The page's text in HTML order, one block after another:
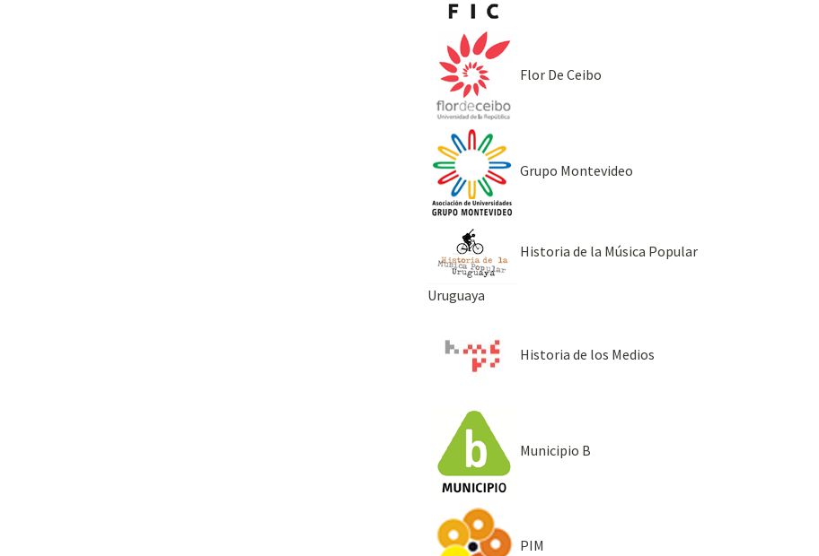
Flor De Ceibo
Grupo Montevideo
Historia de la Música Popular
Uruguaya
Historia de los Medios
Municipio B
PIM